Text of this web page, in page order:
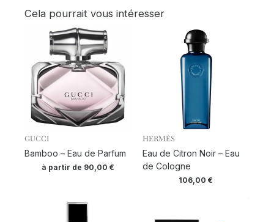
Cela pourrait vous intéresser
GUCCI
Bamboo – Eau de Parfum
à partir de 90,00€
HERMÈS
Eau de Citron Noir – Eau
de Cologne
106,00€